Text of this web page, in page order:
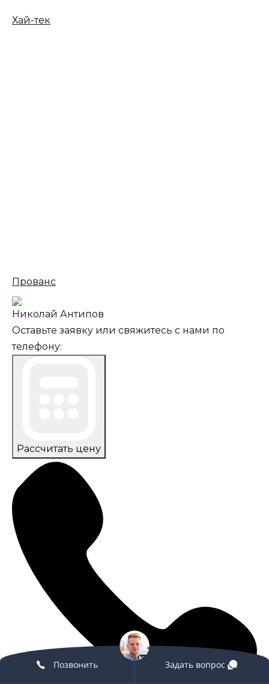
Хай-тек
Прованс
Николай Антипов
Оставьте заявку или свяжитесь с нами по
телефону:
Рассчитать цену
Позвонить Задать вопрос